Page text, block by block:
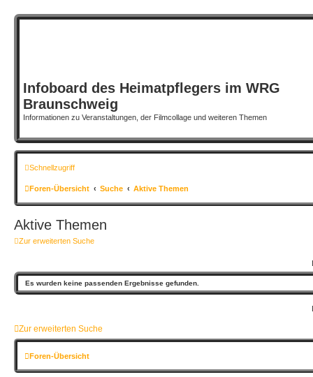
Infoboard des Heimatpflegers im WRG
Braunschweig
Informationen zu Veranstaltungen, der Filmcollage und weiteren Themen
Schnellzugriff
Foren-Übersicht Suche Aktive Themen
Aktive Themen
Zur erweiterten Suche
Es wurden keine passenden Ergebnisse gefunden.
Zur erweiterten Suche
Foren-Übersicht